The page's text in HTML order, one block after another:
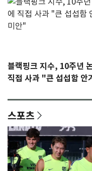
블랙핑크 지수, 10주년
직접 사과 "큰 섭섭함 안
스포츠